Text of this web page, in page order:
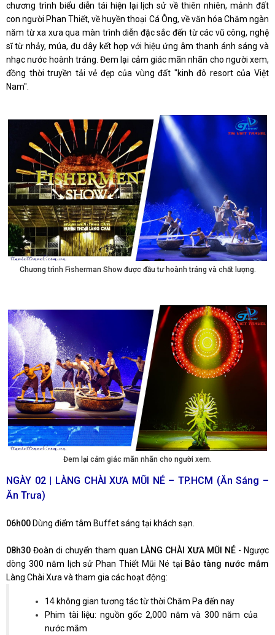
chương trình biểu diễn tái hiện lại lịch sử về thiên nhiên, mảnh đất
con người Phan Thiết, về huyền thoại Cá Ông, về văn hóa Chăm ngàn
năm từ xa xưa qua màn trình diễn đặc sắc đến từ các vũ công, nghệ
sĩ từ nhảy, múa, đu dây kết hợp với hiệu ứng âm thanh ánh sáng và
nhạc nước hoành tráng. Đem lại cảm giác mãn nhãn cho người xem,
đồng thời truyền tải vẻ đẹp của vùng đất "kinh đô resort của Việt
Nam".
Chương trình Fisherman Show được đầu tư hoành tráng và chất lượng.
Đem lại cảm giác mãn nhãn cho người xem.
NGÀY 02 | LÀNG CHÀI XƯA MŨI NÉ – TP.HCM (Ăn Sáng –
Ăn Trưa)
06h00 Dùng điểm tâm Buffet sáng tại khách sạn.
08h30 Đoàn di chuyển tham quan LÀNG CHÀI XƯA MŨI NÉ - Ngược
dòng 300 năm lịch sử Phan Thiết Mũi Né tại Bảo tàng nước mắm
Làng Chài Xưa và tham gia các hoạt động:
14 không gian tương tác từ thời Chăm Pa đến nay
Phim tài liệu: nguồn gốc 2,000 năm và 300 năm của
nước mắm